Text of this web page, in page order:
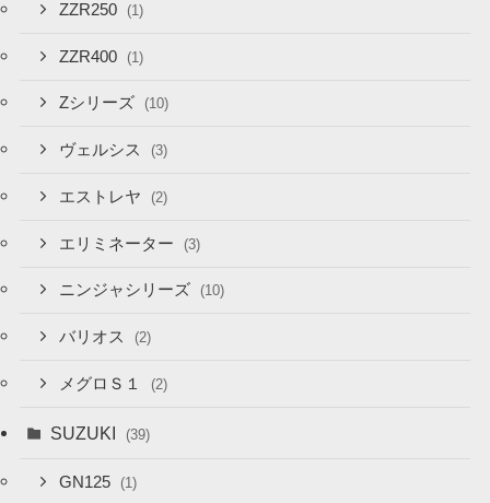
ZZR250 (1)
ZZR400 (1)
Zシリーズ (10)
ヴェルシス (3)
エストレヤ (2)
エリミネーター (3)
ニンジャシリーズ (10)
バリオス (2)
メグロＳ１ (2)
SUZUKI (39)
GN125 (1)